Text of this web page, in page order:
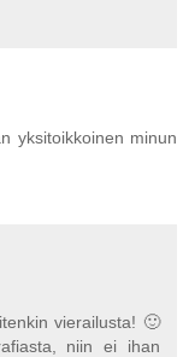
yksitoikkoinen minun
vierailusta! 🙂
niin ei ihan